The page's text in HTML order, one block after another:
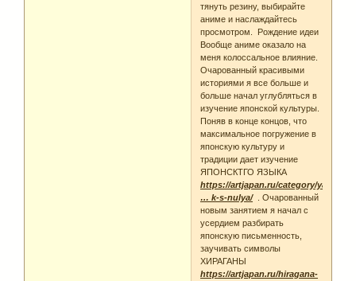
тянуть резину, выбирайте
аниме и наслаждайтесь
просмотром. Рождение идеи
Вообще аниме оказало на
меня колоссальное влияние.
Очарованный красивыми
историями я все больше и
больше начал углубляться в
изучение японской культуры.
Поняв в конце концов, что
максимальное погружение в
японскую культуру и
традиции дает изучение
ЯПОНСКТГО ЯЗЫКА
https://artjapan.ru/category/
… k-s-nulya/. Очарованный
новым занятием я начал с
усердием разбирать
японскую письменность,
заучивать символы
ХИРАГАНЫ
https://artjapan.ru/hiragana-